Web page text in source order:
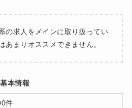
の求人をメインに取り扱ってい
あまりオススメできません。
本情報
件